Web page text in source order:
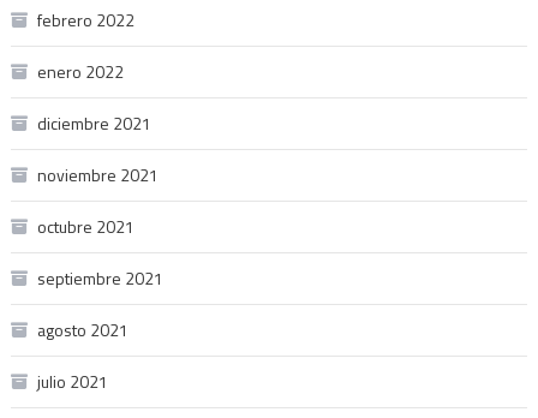
febrero 2022
enero 2022
diciembre 2021
noviembre 2021
octubre 2021
septiembre 2021
agosto 2021
julio 2021